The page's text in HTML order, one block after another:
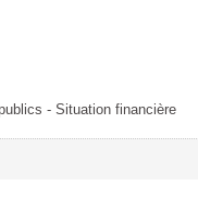
- Situation financière